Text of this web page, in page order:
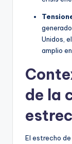
Unidos,
amplio
de la
El estrecho de